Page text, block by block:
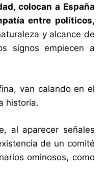
colocan a España
entre políticos,
y alcance de
signos empiecen a
van calando en el
historia.
al aparecer señales
de un comité
ominosos, como